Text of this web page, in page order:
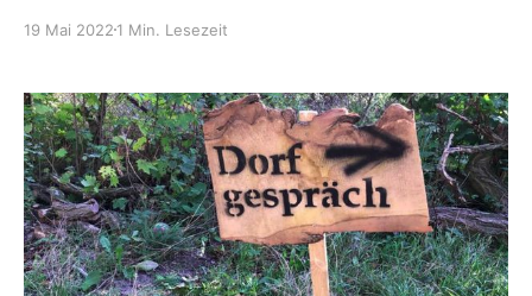
Kollektiv kocht mit viel Elan und Solidarität gegen
Hilfestellungen bei Asylverfahren ihrer Brüder und
Schwestern. KüfA steht für ‚Küche
19 Mai 2022 1 Min. Lesezeit